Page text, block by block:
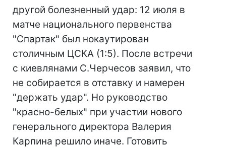
другой болезненный удар: 12 июля в
матче национального первенства
"Спартак" был нокаутирован
столичным ЦСКА (1:5). После встречи
с киевлянами C.Черчесов заявил, что
не собирается в отставку и намерен
"держать удар". Но руководство
"красно-белых" при участии нового
генерального директора Валерия
Карпина решило иначе. Готовить